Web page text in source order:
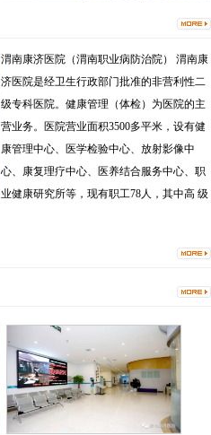
渭南康济医院（渭南职业病防治院） 渭南康
济医院是经卫生行政部门批准的非营利性二
级专科医院。健康管理（体检）为医院的主
营业务。医院营业面积3500多平米，设有健
康管理中心、医学检验中心、放射影像中
心、康复理疗中心、医养结合服务中心、职
业健康研究所等，现有职工78人，其中高 级